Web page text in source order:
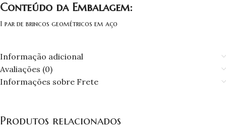
Conteúdo da Embalagem:
1 par de brincos geométricos em aço
Informação adicional
Avaliações (0)
Informações sobre Frete
Produtos relacionados